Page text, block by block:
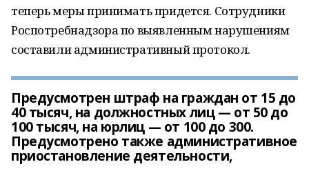
теперь меры принимать придется. Сотрудники
Роспотребнадзора по выявленным нарушениям
составили административный протокол.
Предусмотрен штраф на граждан от 15 до
40 тысяч, на должностных лиц — от 50 до
100 тысяч, на юрлиц — от 100 до 300.
Предусмотрено также административное
приостановление деятельности,